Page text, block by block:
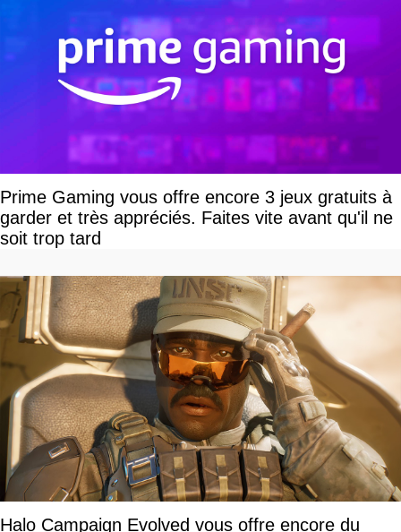
Prime Gaming vous offre encore 3 jeux gratuits à
garder et très appréciés. Faites vite avant qu'il ne
soit trop tard
Halo Campaign Evolved vous offre encore du